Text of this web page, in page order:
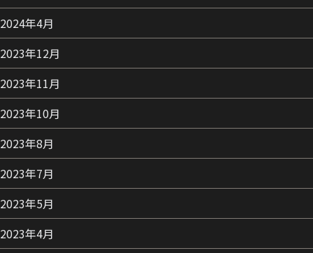
2024年4月
2023年12月
2023年11月
2023年10月
2023年8月
2023年7月
2023年5月
2023年4月